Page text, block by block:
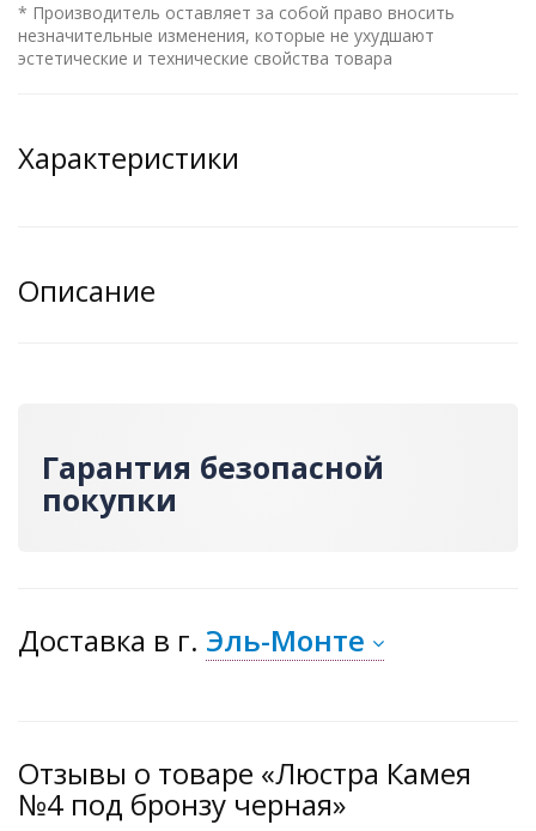
* Производитель оставляет за собой право вносить
незначительные изменения, которые не ухудшают
эстетические и технические свойства товара
Характеристики
Описание
Гарантия безопасной
покупки
Доставка в г. Эль-Монте
Отзывы о товаре «Люстра Камея
№4 под бронзу черная»